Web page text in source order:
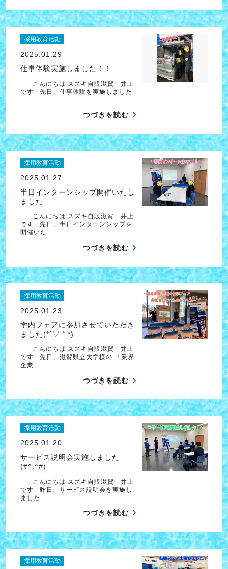
採用教育活動
2025.01.29
仕事体験実施しました！！
こんにちは スズキ自販滋賀 井上
です 先日、仕事体験を実施しました
つづきを読む
採用教育活動
2025.01.27
半日インターンシップ開催いたし
ました
こんにちは スズキ自販滋賀 井上
です 先日、半日インターンシップを
開催いた…
つづきを読む
採用教育活動
2025.01.23
学内フェアに参加させていただき
ました(*´▽｀*)
こんにちは スズキ自販滋賀 井上
です 先日、滋賀県立大学様の 「業界
企業 …
つづきを読む
採用教育活動
2025.01.20
サービス説明会実施しました
(#^.^#)
こんにちは スズキ自販滋賀 井上
です 昨日、サービス説明会を実施し
ました …
つづきを読む
採用教育活動